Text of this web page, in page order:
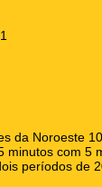
da Noroeste
com 5
períodos de